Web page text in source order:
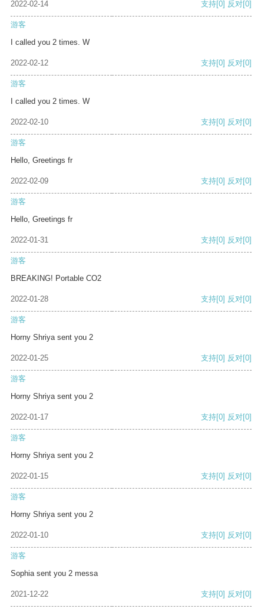
2022-02-14 支持[0] 反对[0]
游客
I called you 2 times. W
2022-02-12 支持[0] 反对[0]
游客
I called you 2 times. W
2022-02-10 支持[0] 反对[0]
游客
Hello, Greetings fr
2022-02-09 支持[0] 反对[0]
游客
Hello, Greetings fr
2022-01-31 支持[0] 反对[0]
游客
BREAKING! Portable CO2
2022-01-28 支持[0] 反对[0]
游客
Horny Shriya sent you 2
2022-01-25 支持[0] 反对[0]
游客
Horny Shriya sent you 2
2022-01-17 支持[0] 反对[0]
游客
Horny Shriya sent you 2
2022-01-15 支持[0] 反对[0]
游客
Horny Shriya sent you 2
2022-01-10 支持[0] 反对[0]
游客
Sophia sent you 2 messa
2021-12-22 支持[0] 反对[0]